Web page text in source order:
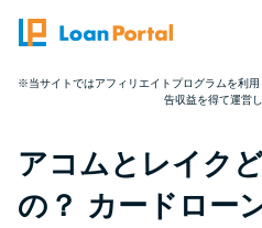
トップページ
おすすめコンテンツ
※当サイトではアフィリエイトプログラムを利
告収益を得て運営
アコムとレイク
の？ カードロー